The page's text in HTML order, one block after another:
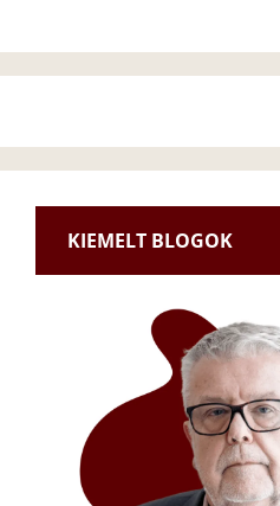
KIEMELT BLOGOK